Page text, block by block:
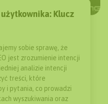
Klucz
sobie sprawę, że
jest zrozumienie intencji
analizie intencji
treści, które
i pytania, co prowadzi
wyszukiwania oraz